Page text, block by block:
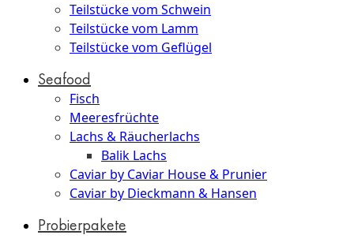
Teilstücke vom Schwein
Teilstücke vom Lamm
Teilstücke vom Geflügel
Seafood
Fisch
Meeresfrüchte
Lachs & Räucherlachs
Balik Lachs
Caviar by Caviar House & Prunier
Caviar by Dieckmann & Hansen
Probierpakete